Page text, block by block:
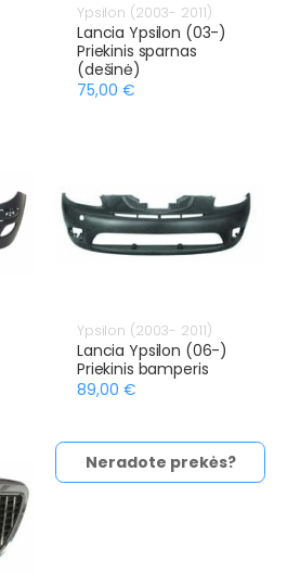
Ypsilon (2003- 2011)
Lancia Ypsilon (03-)
Priekinis sparnas
(dešinė)
75,00 €
Ypsilon (2003- 2011)
Lancia Ypsilon (06-)
Priekinis bamperis
89,00 €
Neradote prekės?